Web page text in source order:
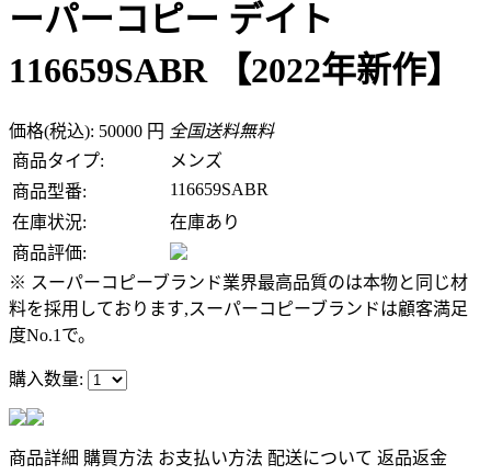
ーパーコピー デイト
116659SABR 【2022年新作】
価格(税込): 50000 円 全国送料無料
商品タイプ:
メンズ
商品型番:
116659SABR
在庫状況:
在庫あり
商品評価:
※ スーパーコピーブランド業界最高品質のは本物と同じ材
料を採用しております,スーパーコピーブランドは顧客満足
度No.1で。
購入数量:
商品詳細 購買方法 お支払い方法 配送について 返品返金